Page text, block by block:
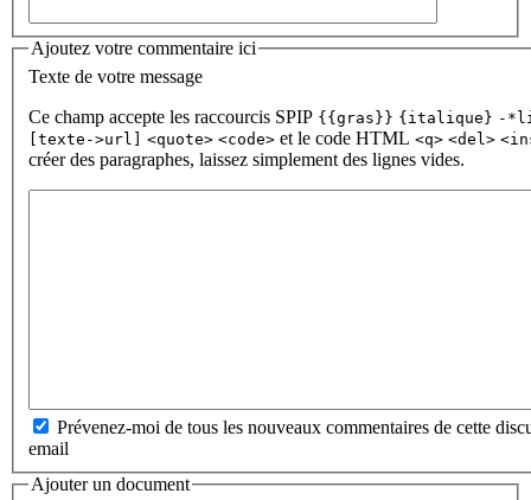
Ajoutez votre commentaire ici
Texte de votre message
Ce champ accepte les raccourcis SPIP {{gras}} {italique} -
[texte->url] <quote> <code> et le code HTML <q> <del>
créer des paragraphes, laissez simplement des lignes vides.
Prévenez-moi de tous les nouveaux commentaires de cette
email
Ajouter un document